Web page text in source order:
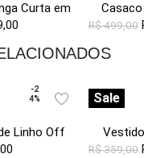
Curta em
Sob
Casaco
R$499,00
-2
4%
Linho Off
com
Sale
Laise
R$359,00